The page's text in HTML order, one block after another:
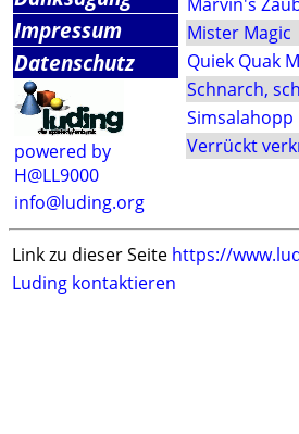
Impressum
Datenschutz
powered by
H@LL9000
info@luding.org
Marvin's
Mister Magic
Quiek Quak
Schnarch,
Simsalahopp
Verrückt
Link zu dieser Seite https://
Luding kontaktieren